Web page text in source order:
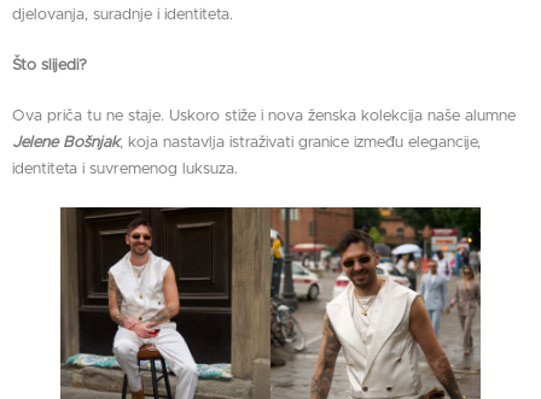
djelovanja, suradnje i identiteta.
Što slijedi?
Ova priča tu ne staje. Uskoro stiže i nova ženska kolekcija naše alumne
Jelene Bošnjak, koja nastavlja istraživati granice između elegancije,
identiteta i suvremenog luksuza.